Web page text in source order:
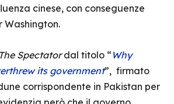
cinese, con conseguenze
Washington.
The Spectatordal titolo “ Why
its government”, firmato
corrispondente in Pakistan per